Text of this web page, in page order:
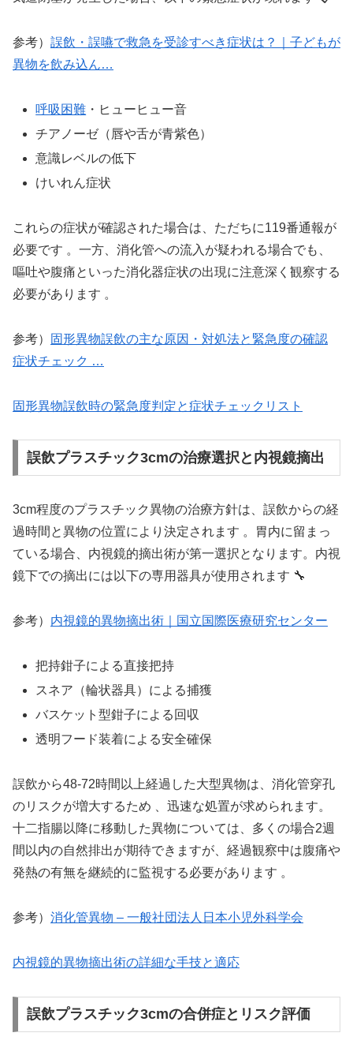
参考） 誤飲・誤嚥で救急を受診すべき症状は？｜子どもが
異物を飲み込ん…
呼吸困難 ・ヒューヒュー音
チアノーゼ（唇や舌が青紫色）
意識レベルの低下
けいれん症状
これらの症状が確認された場合は、ただちに119番通報が
必要です 。一方、消化管への流入が疑われる場合でも、
嘔吐や腹痛といった消化器症状の出現に注意深く観察する
必要があります 。
参考）
固形異物誤飲の主な原因・対処法と緊急度の確認
症状チェック …
固形異物誤飲時の緊急度判定と症状チェックリスト
誤飲プラスチック3cmの治療選択と内視鏡摘出
3cm程度のプラスチック異物の治療方針は、誤飲からの経
過時間と異物の位置により決定されます 。胃内に留まっ
ている場合、内視鏡的摘出術が第一選択となります。内視
鏡下での摘出には以下の専用器具が使用されます 🔧
参考） 内視鏡的異物摘出術｜国立国際医療研究センター
把持鉗子による直接把持
スネア（輪状器具）による捕獲
バスケット型鉗子による回収
透明フード装着による安全確保
誤飲から48-72時間以上経過した大型異物は、消化管穿孔
のリスクが増大するため 、迅速な処置が求められます。
十二指腸以降に移動した異物については、多くの場合2週
間以内の自然排出が期待できますが、経過観察中は腹痛や
発熱の有無を継続的に監視する必要があります 。
参考） 消化管異物 – 一般社団法人日本小児外科学会
内視鏡的異物摘出術の詳細な手技と適応
誤飲プラスチック3cmの合併症とリスク評価